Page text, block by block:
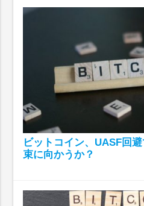
ビットコイン、UASF回
束に向かうか？